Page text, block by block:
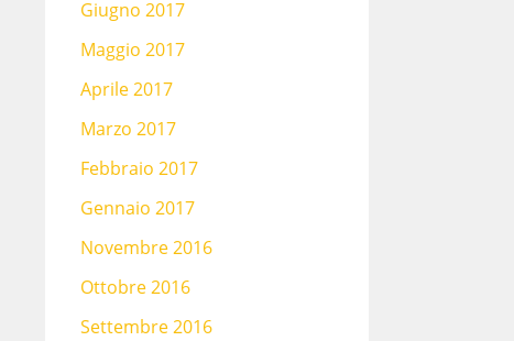
Giugno 2017
Maggio 2017
Aprile 2017
Marzo 2017
Febbraio 2017
Gennaio 2017
Novembre 2016
Ottobre 2016
Settembre 2016